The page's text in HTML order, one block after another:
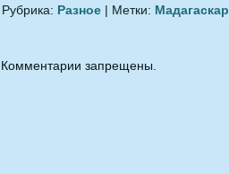
Рубрика: Разное | Метки: Мадагаскар
Комментарии запрещены.